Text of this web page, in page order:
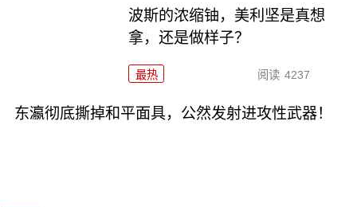
波斯的浓缩铀，美利坚是真想
拿，还是做样子？
最热 阅读 4237
东瀛彻底撕掉和平面具，公然发射进攻性武器！